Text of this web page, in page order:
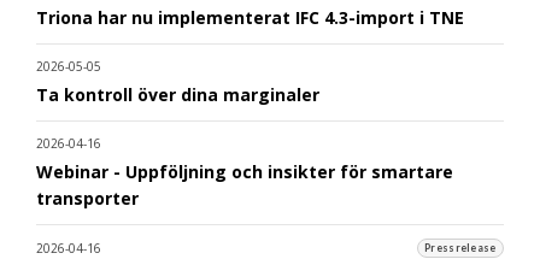
Triona har nu implementerat IFC 4.3-import i TNE
2026-05-05
Ta kontroll över dina marginaler
2026-04-16
Webinar - Uppföljning och insikter för smartare
transporter
2026-04-16 Pressrelease